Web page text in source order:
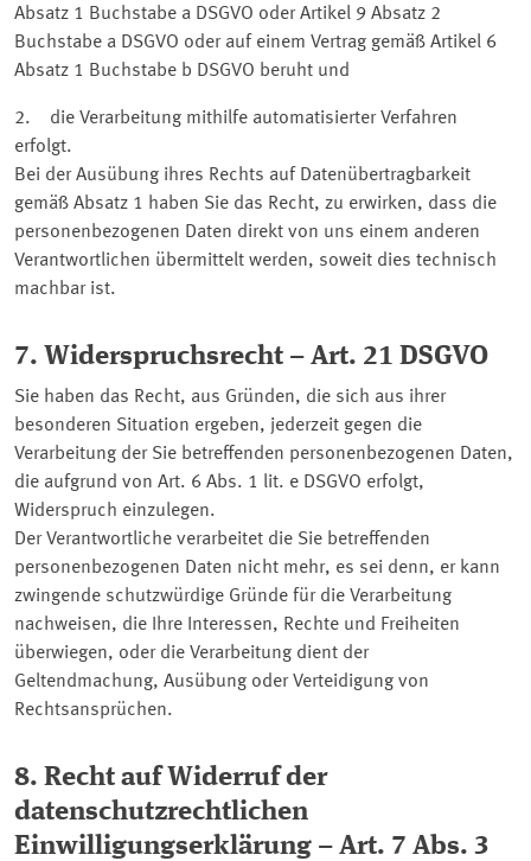
Absatz 1 Buchstabe a DSGVO oder Artikel 9 Absatz 2
Buchstabe a DSGVO oder auf einem Vertrag gemäß Artikel 6
Absatz 1 Buchstabe b DSGVO beruht und
2. die Verarbeitung mithilfe automatisierter Verfahren
erfolgt.
Bei der Ausübung ihres Rechts auf Datenübertragbarkeit
gemäß Absatz 1 haben Sie das Recht, zu erwirken, dass die
personenbezogenen Daten direkt von uns einem anderen
Verantwortlichen übermittelt werden, soweit dies technisch
machbar ist.
7. Widerspruchsrecht – Art. 21 DSGVO
Sie haben das Recht, aus Gründen, die sich aus ihrer
besonderen Situation ergeben, jederzeit gegen die
Verarbeitung der Sie betreffenden personenbezogenen Daten,
die aufgrund von Art. 6 Abs. 1 lit. e DSGVO erfolgt,
Widerspruch einzulegen.
Der Verantwortliche verarbeitet die Sie betreffenden
personenbezogenen Daten nicht mehr, es sei denn, er kann
zwingende schutzwürdige Gründe für die Verarbeitung
nachweisen, die Ihre Interessen, Rechte und Freiheiten
überwiegen, oder die Verarbeitung dient der
Geltendmachung, Ausübung oder Verteidigung von
Rechtsansprüchen.
8. Recht auf Widerruf der
datenschutzrechtlichen
Einwilligungserklärung – Art. 7 Abs. 3